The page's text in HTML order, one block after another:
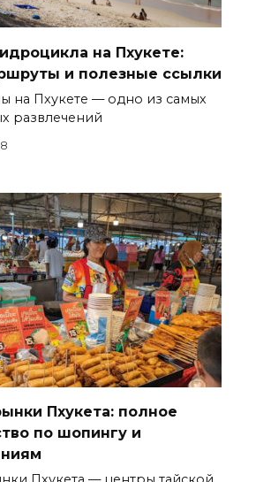
на Пхукете:
и полезные ссылки
на Пхукете — одно из самых
развлечений
Пхукета: полное
по шопингу и